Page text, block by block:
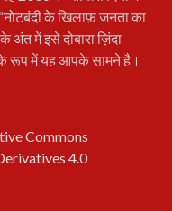
के खिलाफ़ जनता का
अंत में इसे दोबारा ज़िंदा
रूप में यह आपके सामने है।
Commons
4.0